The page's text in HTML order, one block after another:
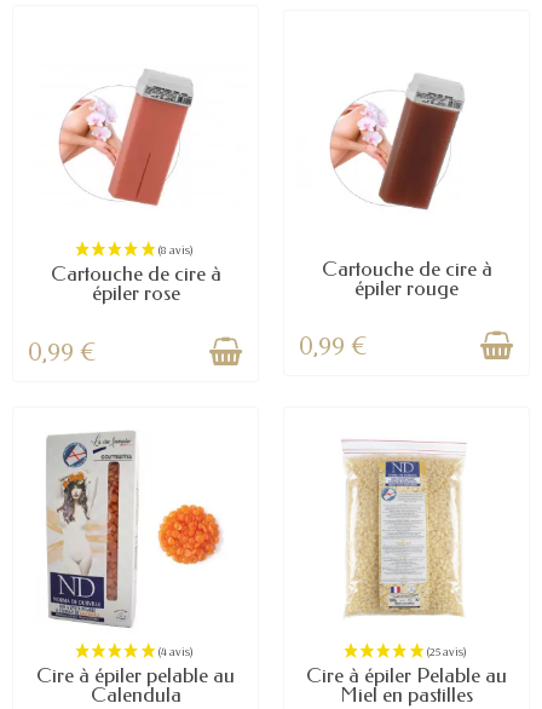
Cartouche de cire à
épiler rose
0,99 €
Cartouche de cire à
épiler rouge
0,99 €
Cire à épiler pelable au
Calendula
Cire à épiler Pelable au
Miel en pastilles